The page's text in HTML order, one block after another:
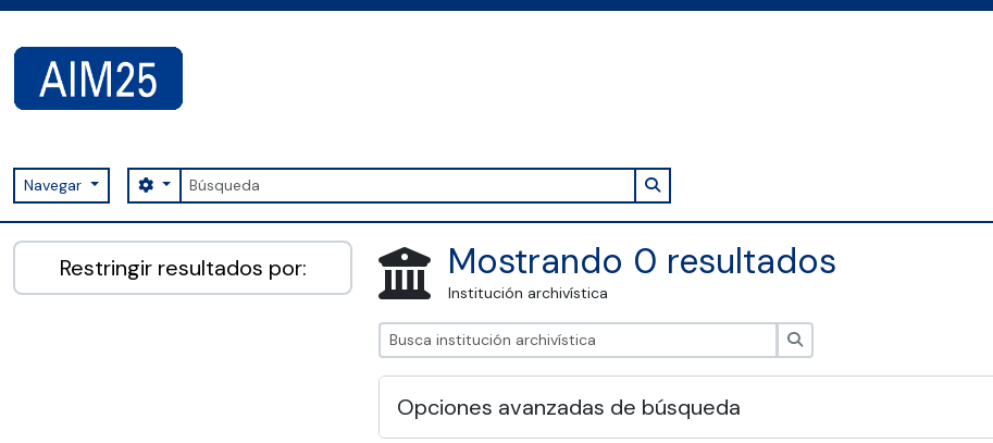
Navegar Búsqueda
Search options Search in browse page
AIM25 - AtoM 2.8.2
Restringir resultados por: Mostrando 0 resultados
Institución archivística
Opciones avanzadas de búsqueda